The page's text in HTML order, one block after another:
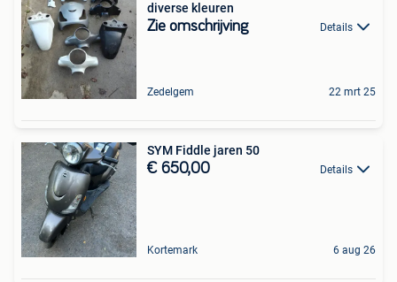
diverse kleuren
Zie omschrijving Details
Zedelgem 22 mrt 25
SYM Fiddle jaren 50
€ 650,00 Details
Kortemark 6 aug 26